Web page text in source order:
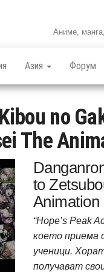
Аниме,
Азия Форум
no
The
to
Animation
“Hope’s Peak
което приема
ученици.
получават